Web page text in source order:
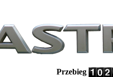
Przebieg